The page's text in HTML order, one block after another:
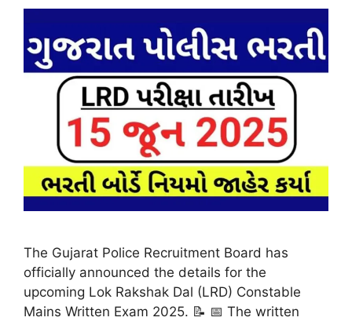
The Gujarat Police Recruitment Board has
officially announced the details for the
upcoming Lok Rakshak Dal (LRD) Constable
Mains Written Exam 2025. 📝 📅 The written